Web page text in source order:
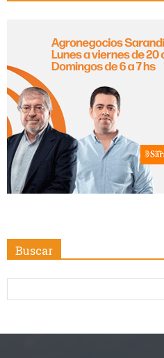
Buscar